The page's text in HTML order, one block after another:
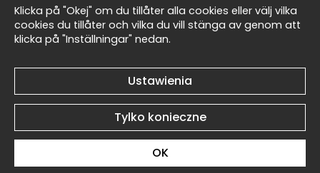
Otrzymuj nasze najlepsze oferty i nowości!
Adres
Et harum quidem rerum facilis est et expedita
Wallnest
Klicka på "Okej" om du tillåter alla cookies eller välj vilka
cookies du tillåter och vilka du vill stänga av genom att
klicka på "Inställningar" nedan.
Ustawienia
Tylko konieczne
OK